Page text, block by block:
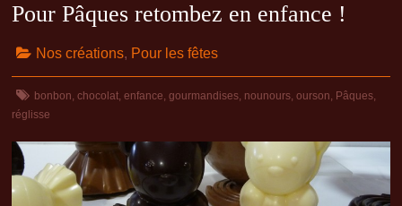
Pour Pâques retombez en enfance !
Nos créations, Pour les fêtes
bonbon,chocolat,enfance,gourmandises, nounours,ourson, Pâques,
réglisse